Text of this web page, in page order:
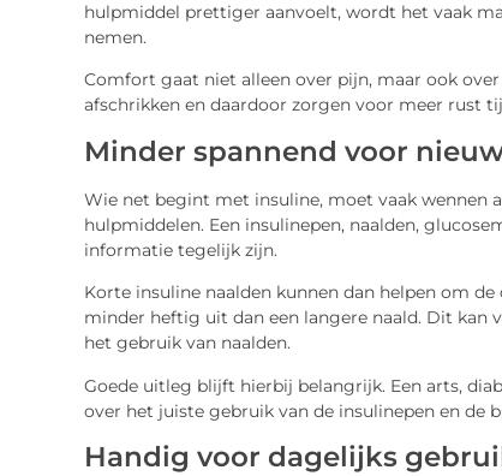
hulpmiddel prettiger aanvoelt, wordt het vaak
nemen.
Comfort gaat niet alleen over pijn, maar ook
afschrikken en daardoor zorgen voor meer rust
Minder spannend voor
Wie net begint met insuline, moet vaak wennen
hulpmiddelen. Een insulinepen, naalden,
informatie tegelijk zijn.
Korte insuline naalden kunnen dan helpen om
minder heftig uit dan een langere naald. Dit kan
het gebruik van naalden.
Goede uitleg blijft hierbij belangrijk. Een arts,
over het juiste gebruik van de insulinepen en de
Handig voor dagelijks